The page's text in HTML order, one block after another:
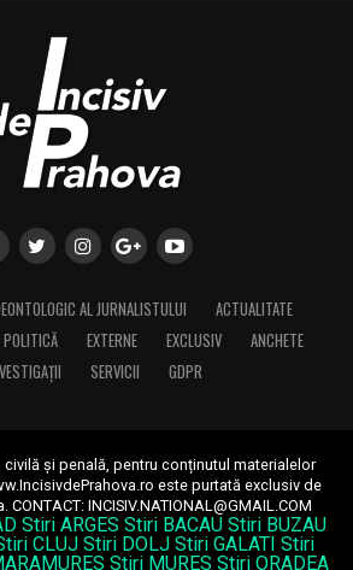
AL JURNALISTULUI
ACTUALITATE
POLITICĂ EXTERNE EXCLUSIV
ANCHETE
SERVICII GDPR
și penală, pentru conținutul materialelor
este purtată exclusiv de
CONTACT: INCISIV.NATIONAL@GMAIL.COM
Stiri ARGES Stiri BACAU Stiri BUZAU
CLUJ Stiri DOLJ Stiri GALATI Stiri
Stiri MURES Stiri ORADEA